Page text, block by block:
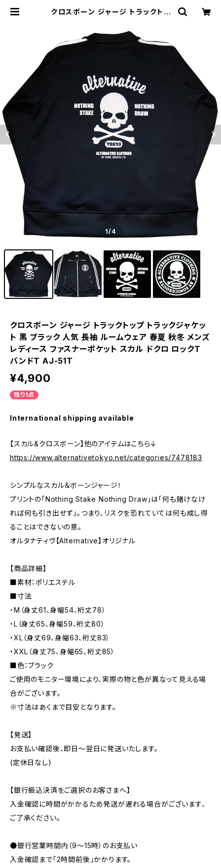
クロスボーン ジャージ トラックトッ
ズ レディース ファスナーポケット ス
カル ドクロ ロックT バンドT AJ-51
1/4
クロスボーン ジャージ トラックトップ トラックジャケッ
ト 黒 ブラック 人気 長袖 ルームウェア 春夏 秋冬 メンズ
レディース ファスナーポケット スカル ドクロ ロックT
バンドT AJ-51T
¥4,900
残り1点
International shipping available
【スカル&クロスボーン】他のアイテムはこちら↓
https://www.alternativetokyo.net/categories/7478183
シンプルなスカル＆ボーンジャージ！
プリントの「Nothing Stake Nothing Draw」は「何も賭けなけ
れば何も引き出せず」。つまり、リスクを恐れていては何も成し得
ることはできないの意。
オルタナティヴ【Alternative】オリジナル
【商品詳細】
■素材：ポリエステル
■寸法
・M（身丈61、身幅54、裄丈78）
・L（身丈65、身幅59、裄丈80）
・XL（身丈69、身幅63、裄丈83）
・XXL（身丈75、身幅65、裄丈85）
■色：ブラック
ご使用のモニター環境により、実際の物と色が異なって見える場
合がございます。
※寸法はあくまで目安となります。
【発送】
お支払い確認後、即日〜翌日に発送いたします。
(定休日なし)
【銀行振込決済をご選択のお客さまへ】
入金確認に時間がかかるため発送が遅れる場合がございます、
ご了承ください。
●銀行営業時間内（9〜15時）のお支払い
入金確認まで「2時間前後」かかります。